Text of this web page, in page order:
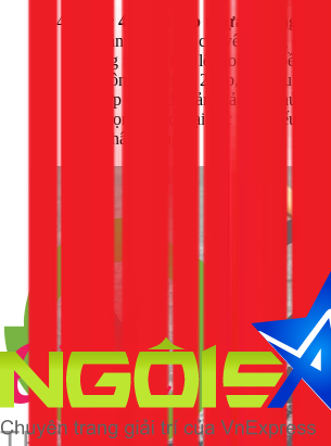
Bước 4: Quét lớp nhựa đường
con lăn hoặc chổi chuyên dụng để
đường nóng chảy lên toàn bộ bề mặt
Thi công tối thiểu 2 lớp, lớp sau
với lớp trước để đảm bảo độ phủ kín
chú trọng gia cố tại các vị trí yếu như
góc chân tường.